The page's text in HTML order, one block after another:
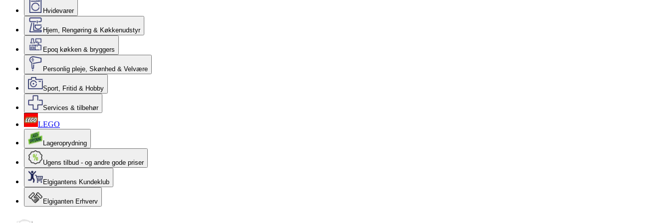
Hvidevarer
Hjem, Rengøring & Køkkenudstyr
Epoq køkken & bryggers
Personlig pleje, Skønhed & Velvære
Sport, Fritid & Hobby
Services & tilbehør
LEGO
Lageroprydning
Ugens tilbud - og andre gode priser
Elgigantens Kundeklub
Elgiganten Erhverv